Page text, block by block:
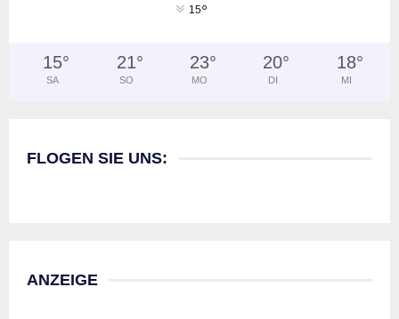
15°
15°
SA
21°
SO
23°
MO
20°
DI
18°
MI
FLOGEN SIE UNS:
ANZEIGE